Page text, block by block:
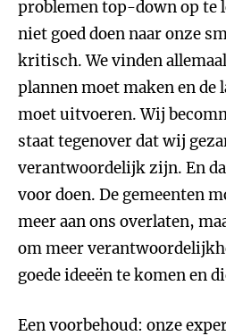
problemen top-down op te
niet goed doen naar onze
kritisch. We vinden
plannen moet maken en de
moet uitvoeren. Wij
staat tegenover dat wij
verantwoordelijk zijn. En
voor doen. De gemeenten
meer aan ons overlaten,
om meer
goede ideeën te komen en
Een voorbehoud: onze